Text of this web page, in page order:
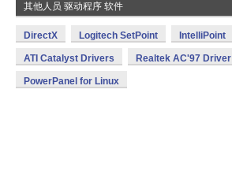
其他人员 驱动程序 软件
DirectX Logitech SetPoint IntelliPoint
ATI Catalyst Drivers Realtek AC'97 Driver
PowerPanel for Linux